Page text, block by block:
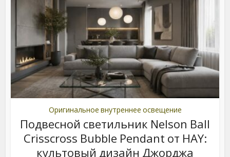
Оригинальное внутреннее освещение
Подвесной светильник Nelson Ball
Crisscross Bubble Pendant от HAY:
культовый дизайн Джорджа